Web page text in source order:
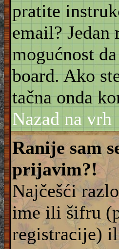
pratite
email?
mogućnost
board. Ako
tačna onda
Nazad na vrh
Ranije sam
prijavim?!
Najčešći
ime ili šifru
registracije)